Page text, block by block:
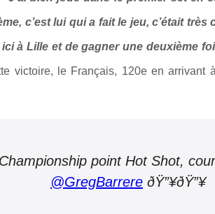
c’est lui qui a fait le jeu, c’était
à Lille et de gagner une deuxième
victoire, le Français, 120e en arrivant à
Championship point Hot Shot,
@GregBarrere ðŸ”¥ðŸ”¥